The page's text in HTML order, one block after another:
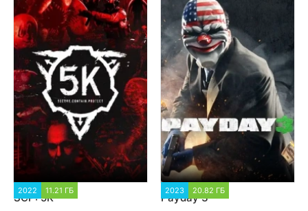
2022 11.21 ГБ
SCP: 5K
2023 20.82 ГБ
Payday 3